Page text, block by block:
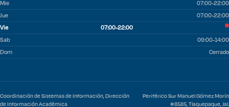
Mie
07:00-22:00
Jue
07:00-22:00
Vie
07:00-22:00
Sab
09:00-14:00
Dom
Cerrado
Coordinación de Sistemas de Información, Dirección
de Información Académica
Periférico Sur Manuel Gómez Morín
#8585, Tlaquepaque, Jal.